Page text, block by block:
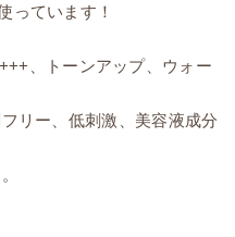
っています！
、トーンアップ、ウォー
フリー、低刺激、美容液成分